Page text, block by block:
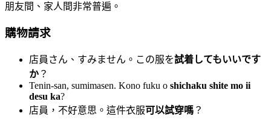
朋友間、家人間非常普遍。
購物請求
店員さん、すみません。この服を試着してもいいです
か ？
Tenin-san, sumimasen. Kono fuku o shichaku shite mo ii
desu ka?
店員，不好意思。這件衣服可以試穿嗎 ？